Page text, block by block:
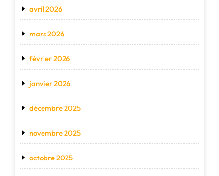
avril 2026
mars 2026
février 2026
janvier 2026
décembre 2025
novembre 2025
octobre 2025